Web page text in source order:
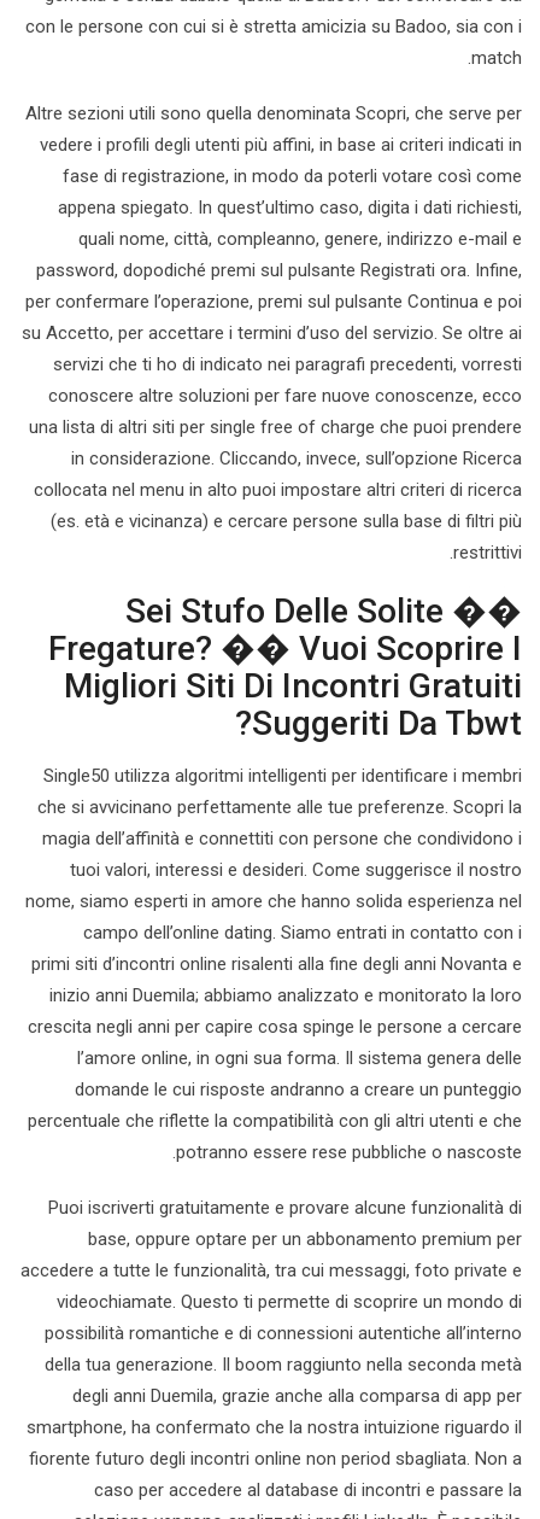
con le persone con cui si è stretta amicizia su Badoo, sia con i
match.
Altre sezioni utili sono quella denominata Scopri, che serve per
vedere i profili degli utenti più affini, in base ai criteri indicati in
fase di registrazione, in modo da poterli votare così come
appena spiegato. In quest’ultimo caso, digita i dati richiesti,
quali nome, città, compleanno, genere, indirizzo e-mail e
password, dopodiché premi sul pulsante Registrati ora. Infine,
per confermare l’operazione, premi sul pulsante Continua e poi
su Accetto, per accettare i termini d’uso del servizio. Se oltre ai
servizi che ti ho di indicato nei paragrafi precedenti, vorresti
conoscere altre soluzioni per fare nuove conoscenze, ecco
una lista di altri siti per single free of charge che puoi prendere
in considerazione. Cliccando, invece, sull’opzione Ricerca
collocata nel menu in alto puoi impostare altri criteri di ricerca
(es. età e vicinanza) e cercare persone sulla base di filtri più
restrittivi.
�� Sei Stufo Delle Solite
Fregature? �� Vuoi Scoprire I
Migliori Siti Di Incontri Gratuiti
Suggeriti Da Tbwt?
Single50 utilizza algoritmi intelligenti per identificare i membri
che si avvicinano perfettamente alle tue preferenze. Scopri la
magia dell’affinità e connettiti con persone che condividono i
tuoi valori, interessi e desideri. Come suggerisce il nostro
nome, siamo esperti in amore che hanno solida esperienza nel
campo dell’online dating. Siamo entrati in contatto con i
primi siti d’incontri online risalenti alla fine degli anni Novanta e
inizio anni Duemila; abbiamo analizzato e monitorato la loro
crescita negli anni per capire cosa spinge le persone a cercare
l’amore online, in ogni sua forma. Il sistema genera delle
domande le cui risposte andranno a creare un punteggio
percentuale che riflette la compatibilità con gli altri utenti e che
potranno essere rese pubbliche o nascoste.
Puoi iscriverti gratuitamente e provare alcune funzionalità di
base, oppure optare per un abbonamento premium per
accedere a tutte le funzionalità, tra cui messaggi, foto private e
videochiamate. Questo ti permette di scoprire un mondo di
possibilità romantiche e di connessioni autentiche all’interno
della tua generazione. Il boom raggiunto nella seconda metà
degli anni Duemila, grazie anche alla comparsa di app per
smartphone, ha confermato che la nostra intuizione riguardo il
fiorente futuro degli incontri online non period sbagliata. Non a
caso per accedere al database di incontri e passare la